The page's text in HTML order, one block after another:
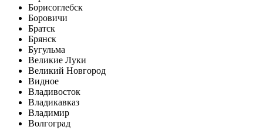
Борисоглебск
Боровичи
Братск
Брянск
Бугульма
Великие Луки
Великий Новгород
Видное
Владивосток
Владикавказ
Владимир
Волгоград